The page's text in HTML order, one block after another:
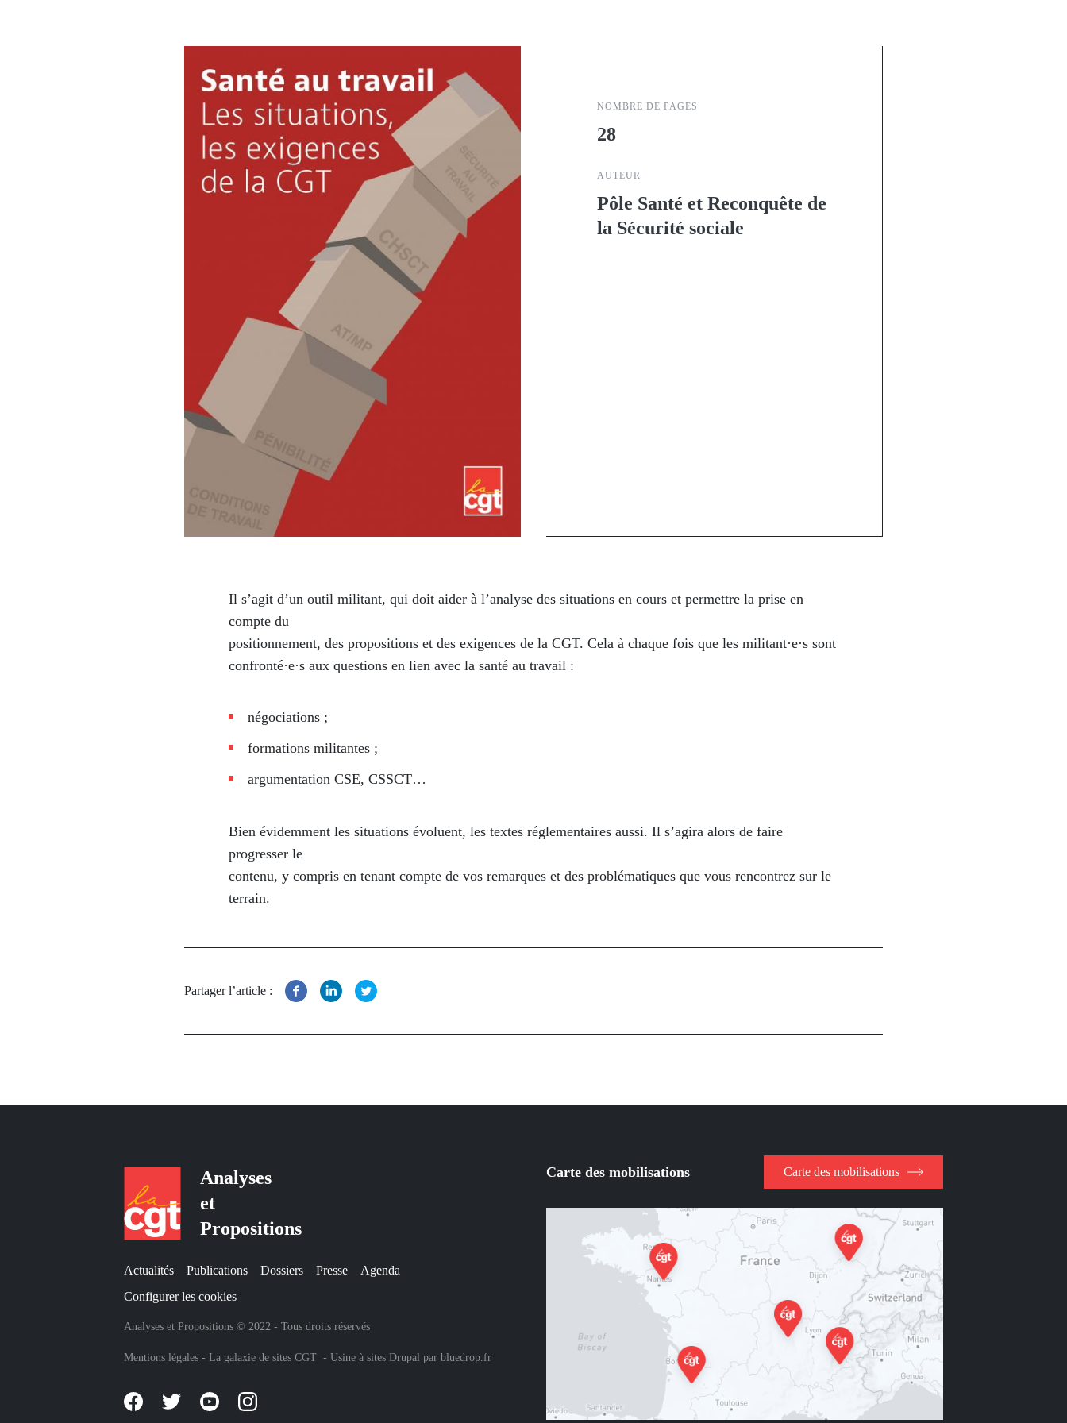
NOMBRE DE PAGES
28
AUTEUR
Pôle Santé et Reconquête de
la Sécurité sociale
Il s’agit d’un outil militant, qui doit aider à l’analyse des situations en cours et permettre la prise en
compte du
positionnement, des propositions et des exigences de la CGT. Cela à chaque fois que les militant·e·s sont
confronté·e·s aux questions en lien avec la santé au travail :
négociations ;
formations militantes ;
argumentation CSE, CSSCT…
Bien évidemment les situations évoluent, les textes réglementaires aussi. Il s’agira alors de faire
progresser le
contenu, y compris en tenant compte de vos remarques et des problématiques que vous rencontrez sur le
terrain.
Partager l’article :
Analyses
et
Propositions
Actualités Publications Dossiers Presse
Agenda
Configurer les cookies
Analyses et Propositions © 2022 - Tous droits réservés
Mentions légales - La galaxie de sites CGT - Usine à sites Drupal par bluedrop.fr
Carte des mobilisations Carte des mobilisations